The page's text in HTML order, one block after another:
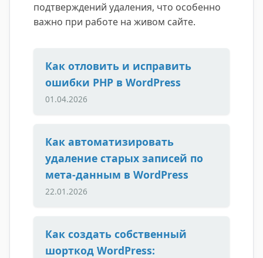
подтверждений удаления, что особенно
важно при работе на живом сайте.
Как отловить и исправить
ошибки PHP в WordPress
01.04.2026
Как автоматизировать
удаление старых записей по
мета-данным в WordPress
22.01.2026
Как создать собственный
шорткод WordPress: